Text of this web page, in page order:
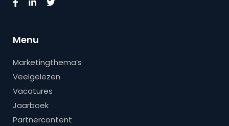
Menu
Marketingthema’s
Veelgelezen
Vacatures
Jaarboek
Partnercontent